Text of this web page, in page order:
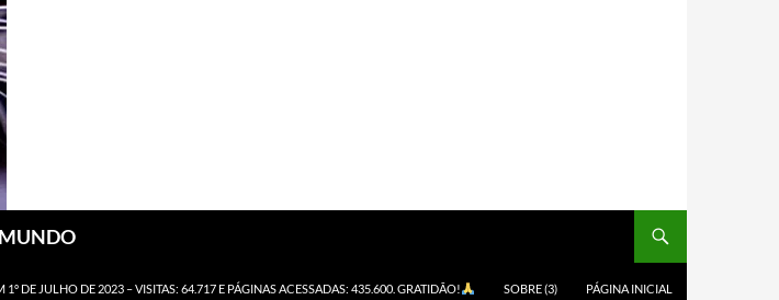
DE JULHO DE 2023 – VISITAS: 64.717 E PÁGINAS ACESSADAS: 435.600. GRATIDÃO! SOBRE (3) PÁGINA INICIAL